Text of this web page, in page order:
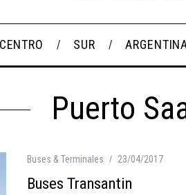
CENTRO SUR
Puerto
Buses & Terminales 23/04/2017
Buses Transantin